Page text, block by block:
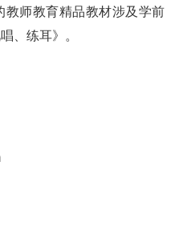
师教育精品教材涉及学前
、练耳》。